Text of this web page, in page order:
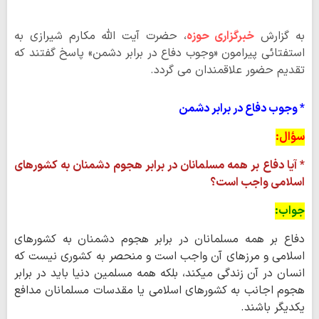
به گزارش خبرگزاری حوزه، حضرت آیت الله مکارم شیرازی به
استفتائی پیرامون «وجوب دفاع در برابر دشمن» پاسخ گفتند که
تقدیم حضور علاقمندان می گردد.
* وجوب دفاع در برابر دشمن
سؤال:
* آیا دفاع بر همه مسلمانان در برابر هجوم دشمنان به کشورهای
اسلامی واجب است؟
جواب:
دفاع بر همه مسلمانان در برابر هجوم دشمنان به کشورهای
اسلامی و مرزهای آن واجب است و منحصر به کشوری نیست که
انسان در آن زندگی می‏کند، بلکه همه مسلمین دنیا باید در برابر
هجوم اجانب به کشورهای اسلامی یا مقدسات مسلمانان مدافع
یکدیگر باشند.